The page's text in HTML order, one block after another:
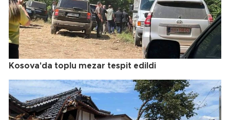
Kosova'da toplu mezar tespit edildi